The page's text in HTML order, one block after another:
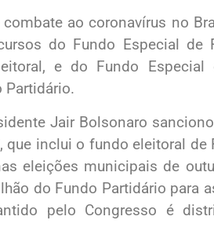
ao coronavírus no
do Fundo Especial de
e do Fundo
Partidário.
Jair Bolsonaro
que inclui o fundo eleitoral
eleições municipais de
do Fundo Partidário para
pelo Congresso é